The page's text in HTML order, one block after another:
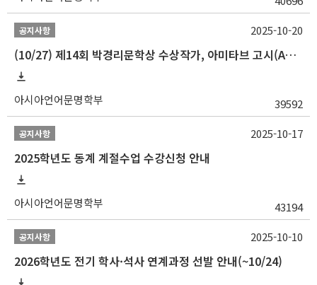
공지사항
(10/27) 제14회 박경리문학상 수상작가, 아미타브 고시(Amitav Ghosh) 강연 안내
아시아언어문명학부 39592
2025-10-20
공지사항
2025학년도 동계 계절수업 수강신청 안내
아시아언어문명학부 43194
2025-10-17
공지사항
2026학년도 전기 학사·석사 연계과정 선발 안내(~10/24)
2025-10-10